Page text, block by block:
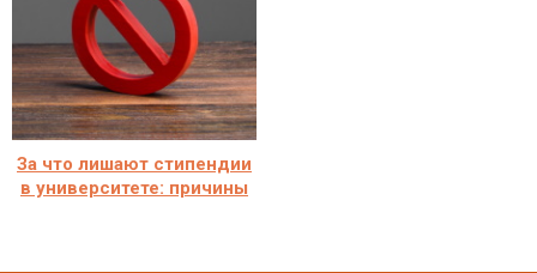
За что лишают стипендии
в университете: причины